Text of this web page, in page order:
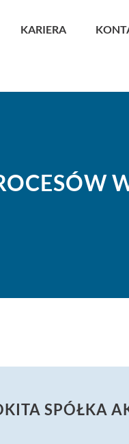
KARIERA
SPÓŁKA